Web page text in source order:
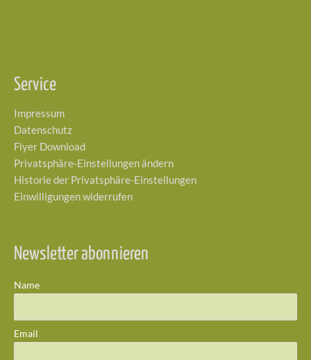
Service
Impressum
Datenschutz
Flyer Download
Privatsphäre-Einstellungen ändern
Historie der Privatsphäre-Einstellungen
Einwilligungen widerrufen
Newsletter abonnieren
Name
Email